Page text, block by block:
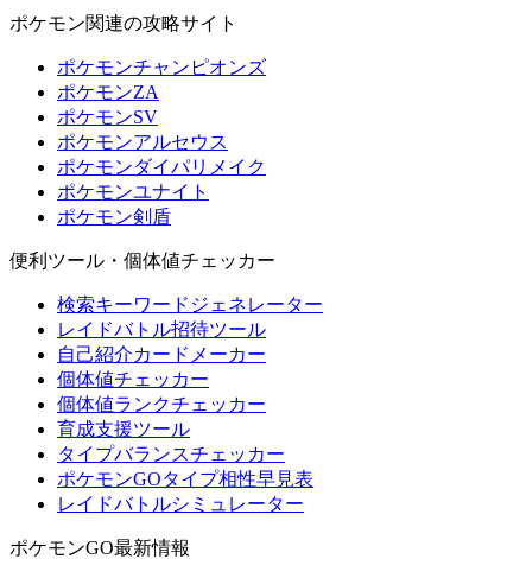
ポケモン関連の攻略サイト
ポケモンチャンピオンズ
ポケモンZA
ポケモンSV
ポケモンアルセウス
ポケモンダイパリメイク
ポケモンユナイト
ポケモン剣盾
便利ツール・個体値チェッカー
検索キーワードジェネレーター
レイドバトル招待ツール
自己紹介カードメーカー
個体値チェッカー
個体値ランクチェッカー
育成支援ツール
タイプバランスチェッカー
ポケモンGOタイプ相性早見表
レイドバトルシミュレーター
ポケモンGO最新情報